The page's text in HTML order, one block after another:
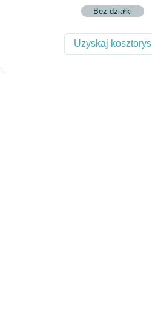
Bez działki
Uzyskaj kosztorys